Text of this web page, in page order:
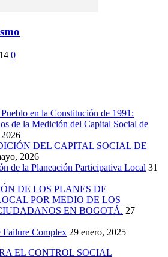
0
en la Constitución de 1991:
de la Medición del Capital Social de
DEL CAPITAL SOCIAL DE
2026
de la Planeación Participativa Local 31
DE LOS PLANES DE
POR MEDIO DE LOS
EN BOGOTÁ. 27
Failure Complex 29 enero, 2025